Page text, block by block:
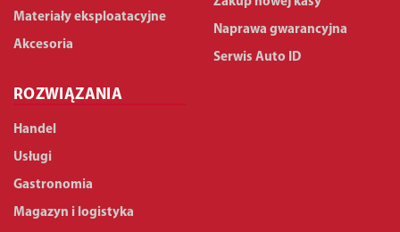
Materiały eksploatacyjne
Akcesoria
ROZWIĄZANIA
Handel
Usługi
Gastronomia
Magazyn i logistyka
Naprawa gwarancyjna
Serwis Auto ID